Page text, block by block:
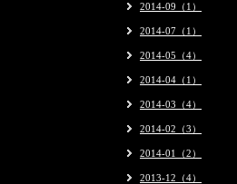
2014-09（1）
2014-07（1）
2014-05（4）
2014-04（1）
2014-03（4）
2014-02（3）
2014-01（2）
2013-12（4）